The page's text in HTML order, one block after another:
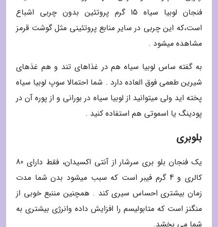
فنجان لوبیا سیاه 15 گرم پروتئین بدون چربی اشباع
است،که این چربی در سایر منابع پروتئینی مثل گوشت قرمز
مشاهده میشود .
به گفته ساس لوبیا سیاه هم در غذاهای تند و هم غذهای
شیرین طعمی فوق العاده دارد . شما احتمالا سوپ لوبیا سیاه
پخته اید ولی میتوانید از لوبیا سیاه در بورانی و از پوره آن در
پودینگ یا اسموتی هم استفاده کنید .
بلوبری
یک فنجان بلو بری سرشار از آنتی اکسیدان، فقط دارای 80
کالری و 4 گرم فیبر است که سبب میشود بدن شما مدت
زمان بیشتری احساس سیری کند . همچنین مننبع خوبی از
منگنز است که متابولیسم را افزایش داده وانرژی بیشتری به
شما می بخشد.